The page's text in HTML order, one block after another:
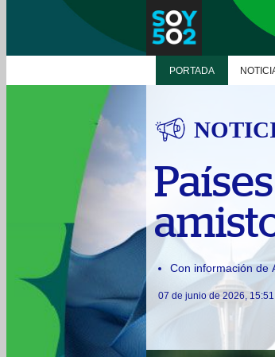
PORTADA
Con información de
07 de junio de 2026, 15:51